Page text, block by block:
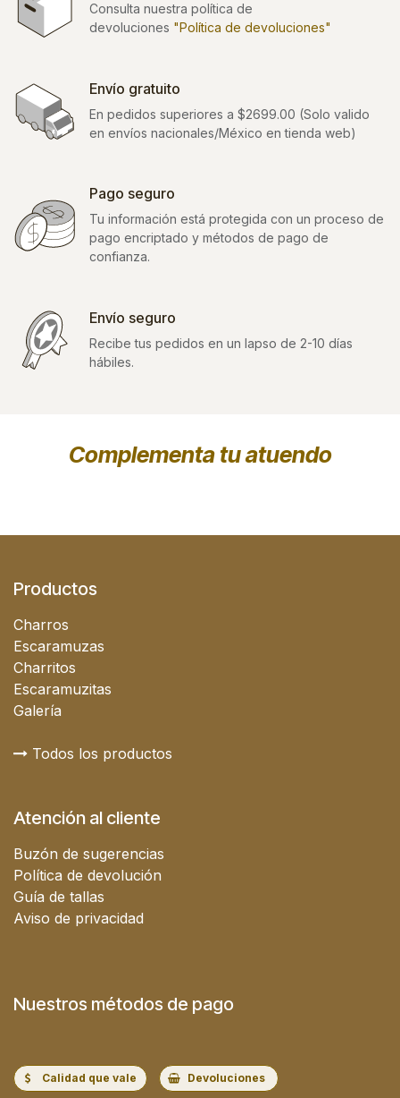
Consulta nuestra política de
devoluciones "Política de devoluciones"
Envío gratuito
En pedidos superiores a $2699.00 (Solo valido
en envíos nacionales/México en tienda web)
Pago seguro
Tu información está protegida con un proceso de
pago encriptado y métodos de pago de
confianza.
Envío seguro
Recibe tus pedidos en un lapso de 2-10 días
hábiles.
Complementa tu atuendo
Productos
Charros
Escaramuzas
Charritos
Escaramuzitas
Galería
Todos los productos
Atención al cliente
Buzón de sugerencias
Política de devolución
Guía de tallas
Aviso de privacidad
Nuestros métodos de pago
Calidad que vale Devoluciones